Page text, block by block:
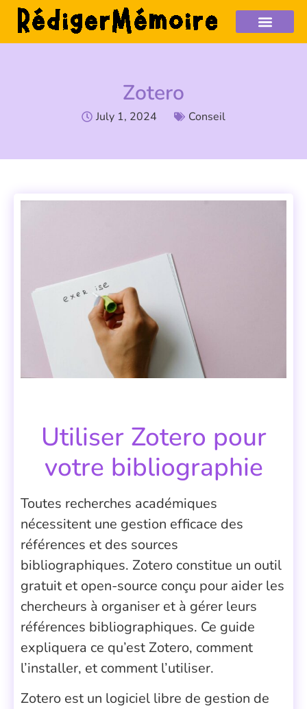
Zotero
July 1, 2024 Conseil
Utiliser Zotero pour
votre bibliographie
Toutes recherches académiques
nécessitent une gestion efficace des
références et des sources
bibliographiques. Zotero constitue un outil
gratuit et open-source conçu pour aider les
chercheurs à organiser et à gérer leurs
références bibliographiques. Ce guide
expliquera ce qu’est Zotero, comment
l’installer, et comment l’utiliser.
Zotero est un logiciel libre de gestion de